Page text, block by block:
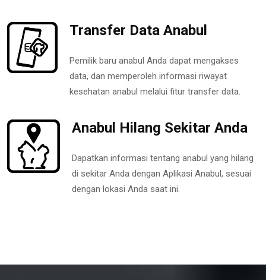
Transfer Data Anabul
Pemilik baru anabul Anda dapat mengakses
data, dan memperoleh informasi riwayat
kesehatan anabul melalui fitur transfer data.
Anabul Hilang Sekitar Anda
Dapatkan informasi tentang anabul yang hilang
di sekitar Anda dengan Aplikasi Anabul, sesuai
dengan lokasi Anda saat ini.